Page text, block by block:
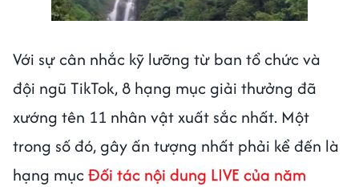
Với sự cân nhắc kỹ lưỡng từ ban tổ chức và
đội ngũ TikTok, 8 hạng mục giải thưởng đã
xướng tên 11 nhân vật xuất sắc nhất. Một
trong số đó, gây ấn tượng nhất phải kể đến là
hạng mục Đối tác nội dung LIVE của năm